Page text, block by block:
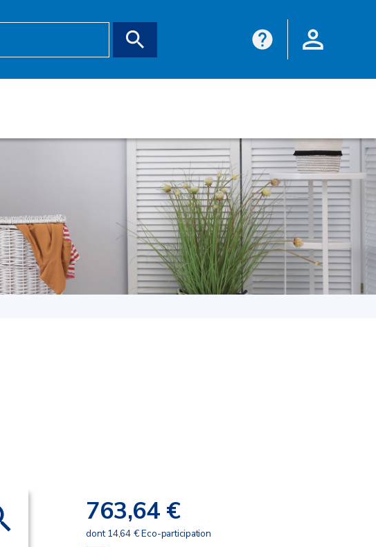
763,64 €
dont 14,64 € Eco-participation